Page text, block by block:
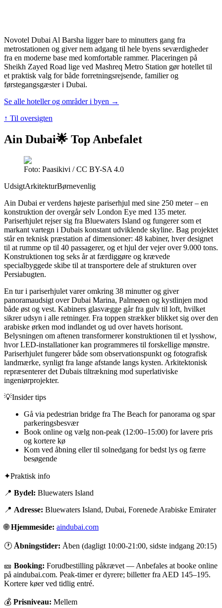
Novotel Dubai Al Barsha ligger bare to minutters gang fra
metrostationen og giver nem adgang til hele byens seværdigheder
fra en moderne base med komfortable rammer. Placeringen på
Sheikh Zayed Road lige ved Mashreq Metro Station gør hotellet til
et praktisk valg for både forretningsrejsende, familier og
førstegangsgæster i Dubai.
Se alle hoteller og områder i byen →
↑ Til oversigten
Ain Dubai🌟 Top Anbefalet
Foto: Paasikivi / CC BY-SA 4.0
UdsigtArkitekturBørnevenlig
Ain Dubai er verdens højeste pariserhjul med sine 250 meter – en
konstruktion der overgår selv London Eye med 135 meter.
Pariserhjulet rejser sig fra Bluewaters Island og fungerer som et
markant vartegn i Dubais konstant udviklende skyline. Bag projektet
står en teknisk præstation af dimensioner: 48 kabiner, hver designet
til at rumme op til 40 passagerer, og et hjul der vejer over 9.000 tons.
Konstruktionen tog seks år at færdiggøre og krævede
specialbyggede skibe til at transportere dele af strukturen over
Persiabugten.
En tur i pariserhjulet varer omkring 38 minutter og giver
panoramaudsigt over Dubai Marina, Palmeøen og kystlinjen mod
både øst og vest. Kabiners glasvægge går fra gulv til loft, hvilket
sikrer udsyn i alle retninger. Fra toppen strækker blikket sig over den
arabiske ørken mod indlandet og ud over havets horisont.
Belysningen om aftenen transformerer konstruktionen til et lysshow,
hvor LED-installationer kan programmeres til forskellige mønstre.
Pariserhjulet fungerer både som observationspunkt og fotografisk
landmærke, synligt fra lange afstande langs kysten. Arkitektonisk
repræsenterer det Dubais tiltrækning mod superlativiske
ingeniørprojekter.
💡Insider tips
Gå via pedestrian bridge fra The Beach for panorama og spar
parkeringsbesvær
Book online og vælg non-peak (12:00–15:00) for lavere pris
og kortere kø
Kom ved åbning eller til solnedgang for bedst lys og færre
besøgende
✦Praktisk info
📍 Bydel: Bluewaters Island
📍 Adresse: Bluewaters Island, Dubai, Forenede Arabiske Emirater
🌐Hjemmeside: aindubai.com
🕐 Åbningstider: Åben (dagligt 10:00-21:00, sidste indgang 20:15)
🎫 Booking: Forudbestilling påkrævet — Anbefales at booke online
på aindubai.com. Peak-timer er dyrere; billetter fra AED 145–195.
Kortere køer ved tidlig entré.
💰 Prisniveau: Mellem